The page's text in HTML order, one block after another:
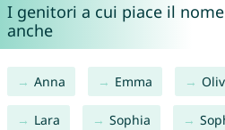
I genitori a cui piace il nome
anche
Anna Emma
Lara Sophia